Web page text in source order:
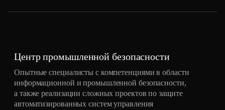
Центр промышленной безопасности
Опытные специалисты с компетенциями в области
информационной и промышленной безопасности,
а также реализации сложных проектов по защите
автоматизированных систем управления